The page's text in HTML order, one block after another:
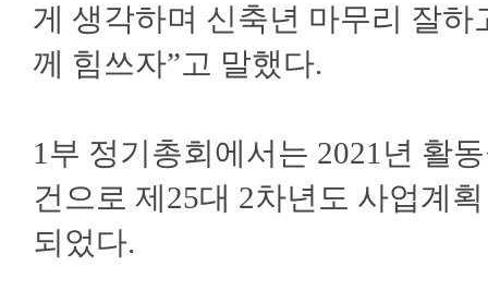
게 생각하며 신축년 마무리 잘
께 힘쓰자”고 말했다.
1부 정기총회에서는 2021년 활
건으로 제25대 2차년도 사업계
되었다.